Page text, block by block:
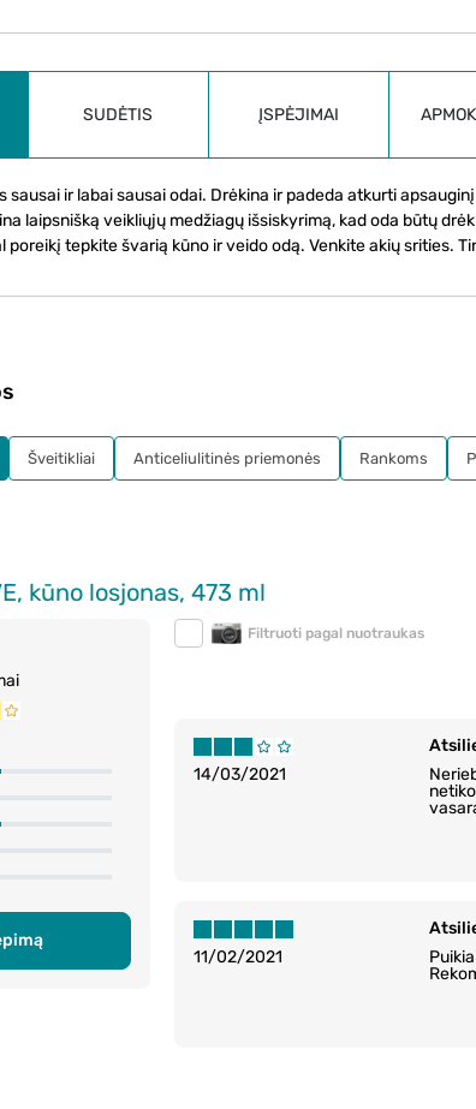
SUDĖTIS ĮSPĖJIMAI
sausai ir labai sausai odai. Drėkina ir padeda atkurti
laipsnišką veikliųjų medžiagų išsiskyrimą, kad oda būtų
poreikį tepkite švarią kūno ir veido odą. Venkite akių srities.
kūno losjonas, 473 ml
Filtruoti pagal nuotraukas
14/03/2021
11/02/2021
Šveitikliai Anticeliulitinės priemonės Rankoms